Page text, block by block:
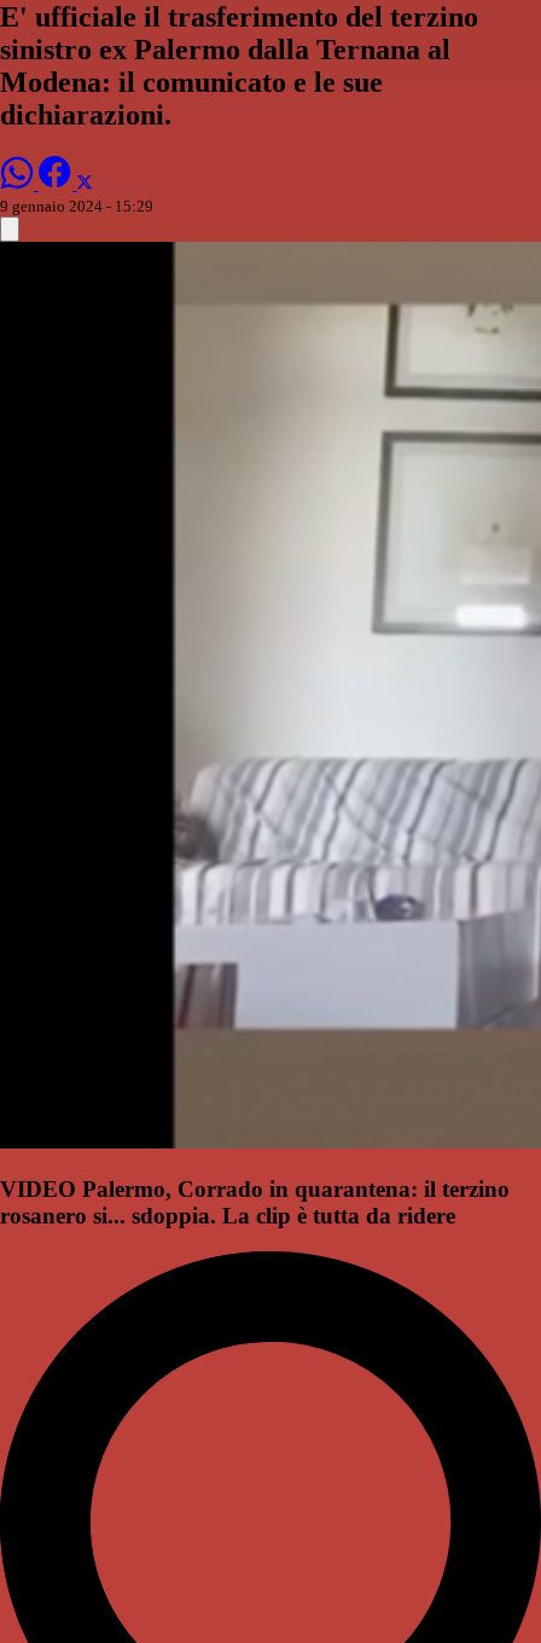
E' ufficiale il trasferimento del terzino
sinistro ex Palermo dalla Ternana al
Modena: il comunicato e le sue
dichiarazioni.
9 gennaio 2024 - 15:29
VIDEO Palermo, Corrado in quarantena: il terzino
rosanero si... sdoppia. La clip è tutta da ridere